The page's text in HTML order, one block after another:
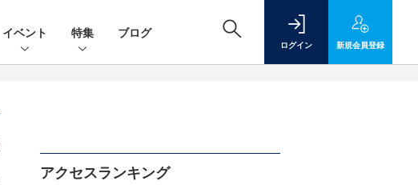
イベント 特集 ブログ
ログイン 新規会員登録
アクセスランキング